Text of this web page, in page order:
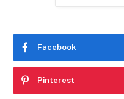
Facebook
Pinterest